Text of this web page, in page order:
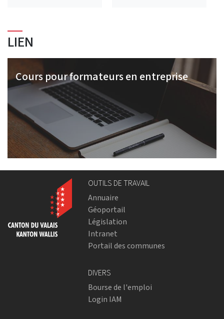
LIEN
Cours pour formateurs en entreprise
OUTILS DE TRAVAIL
Annuaire
Géoportail
Législation
Intranet
Portail des communes
DIVERS
Bourse de l'emploi
Login IAM